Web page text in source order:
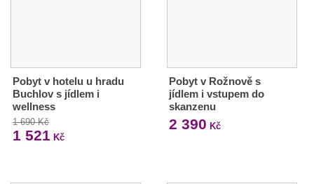
Pobyt v hotelu u hradu
Buchlov s jídlem i
wellness
1 690 Kč
1 521 Kč
Pobyt v Rožnově s
jídlem i vstupem do
skanzenu
2 390 Kč